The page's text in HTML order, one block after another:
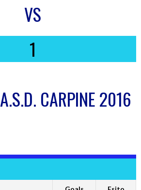
VS
1
A.S.D. CARPINE 2016